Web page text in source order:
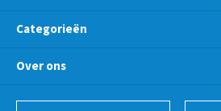
Categorieën
Over ons